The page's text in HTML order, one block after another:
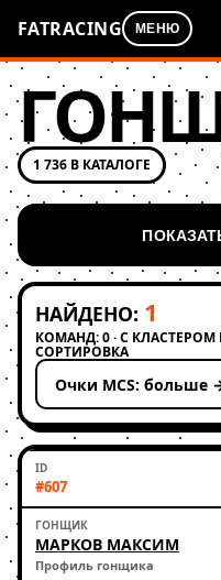
FATRACING МЕНЮ
1 736 В КАТАЛОГЕ
НАЙДЕНО: 1
КОМАНД: 0 · С КЛАСТЕРОМ
СОРТИРОВКА
Применить сортировку
#607
МАРКОВ МАКСИМ
Профиль гонщика